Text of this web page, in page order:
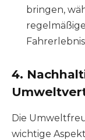
bringen,
4.
Die
wichtige